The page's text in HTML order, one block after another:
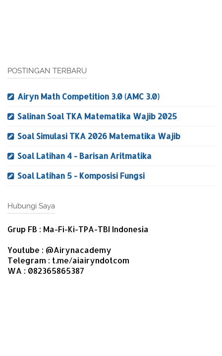
POSTINGAN TERBARU
Airyn Math Competition 3.0 (AMC 3.0)
Salinan Soal TKA Matematika Wajib 2025
Soal Simulasi TKA 2026 Matematika Wajib
Soal Latihan 4 - Barisan Aritmatika
Soal Latihan 5 - Komposisi Fungsi
Hubungi Saya
Grup FB : Ma-Fi-Ki-TPA-TBI Indonesia
Youtube : @Airynacademy
Telegram : t.me/aiairyndotcom
WA : 082365865387